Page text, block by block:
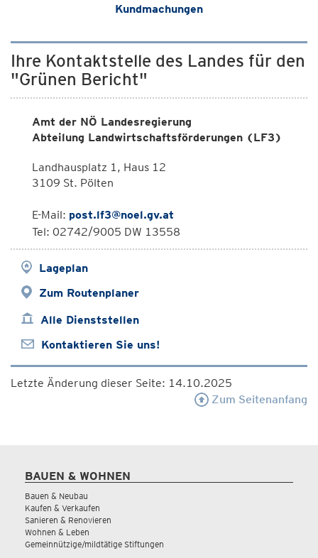
Kundmachungen
Ihre Kontaktstelle des Landes für den
"Grünen Bericht"
Amt der NÖ Landesregierung
Abteilung Landwirtschaftsförderungen (LF3)
Landhausplatz 1, Haus 12
3109 St. Pölten
E-Mail: post.lf3@noel.gv.at
Tel: 02742/9005 DW 13558
Lageplan
Zum Routenplaner
Alle Dienststellen
Kontaktieren Sie uns!
Letzte Änderung dieser Seite: 14.10.2025
Zum Seitenanfang
BAUEN & WOHNEN
Bauen & Neubau
Kaufen & Verkaufen
Sanieren & Renovieren
Wohnen & Leben
Gemeinnützige/mildtätige Stiftungen